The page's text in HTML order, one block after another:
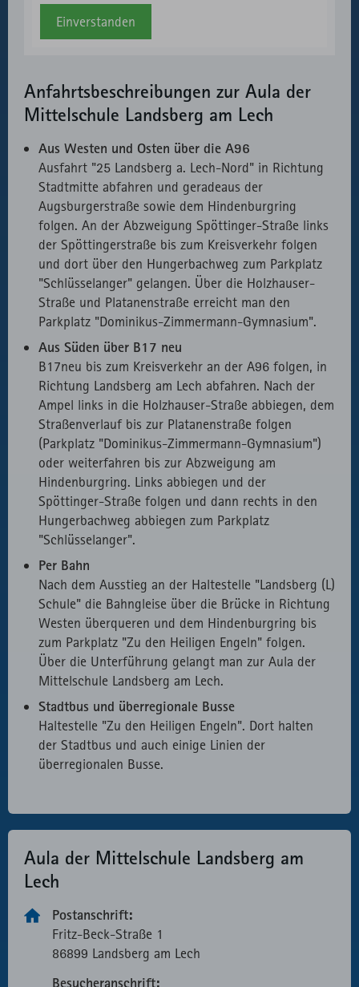
Einverstanden
Anfahrtsbeschreibungen zur Aula der
Mittelschule Landsberg am Lech
Aus Westen und Osten über die A96
Ausfahrt "25 Landsberg a. Lech-Nord" in Richtung
Stadtmitte abfahren und geradeaus der
Augsburgerstraße sowie dem Hindenburgring
folgen. An der Abzweigung Spöttinger-Straße links
der Spöttingerstraße bis zum Kreisverkehr folgen
und dort über den Hungerbachweg zum Parkplatz
"Schlüsselanger" gelangen. Über die Holzhauser-
Straße und Platanenstraße erreicht man den
Parkplatz "Dominikus-Zimmermann-Gymnasium".
Aus Süden über B17 neu
B17neu bis zum Kreisverkehr an der A96 folgen, in
Richtung Landsberg am Lech abfahren. Nach der
Ampel links in die Holzhauser-Straße abbiegen, dem
Straßenverlauf bis zur Platanenstraße folgen
(Parkplatz "Dominikus-Zimmermann-Gymnasium")
oder weiterfahren bis zur Abzweigung am
Hindenburgring. Links abbiegen und der
Spöttinger-Straße folgen und dann rechts in den
Hungerbachweg abbiegen zum Parkplatz
"Schlüsselanger".
Per Bahn
Nach dem Ausstieg an der Haltestelle "Landsberg (L)
Schule" die Bahngleise über die Brücke in Richtung
Westen überqueren und dem Hindenburgring bis
zum Parkplatz "Zu den Heiligen Engeln" folgen.
Über die Unterführung gelangt man zur Aula der
Mittelschule Landsberg am Lech.
Stadtbus und überregionale Busse
Haltestelle "Zu den Heiligen Engeln". Dort halten
der Stadtbus und auch einige Linien der
überregionalen Busse.
Aula der Mittel­schule Landsberg am
Lech
Postanschrift:
Fritz-Beck-Straße 1
86899 Landsberg am Lech
Besucheranschrift: